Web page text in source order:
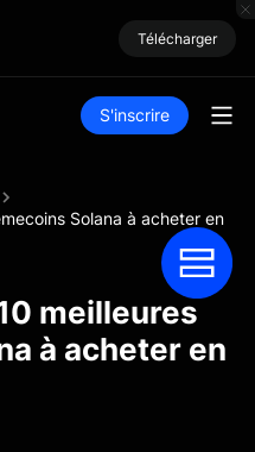
Télécharger
S'inscrire
Solana à acheter en
meilleures
à acheter en